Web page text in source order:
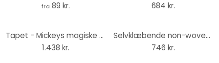
fra 89 kr.
684 kr.
Tapet - Mickeys magiske regnbue - 300 x 250 cm
1.438 kr.
Selvklæbende non-woven tapet - Mickey Head Knotted - 125 x 125 cm
746 kr.